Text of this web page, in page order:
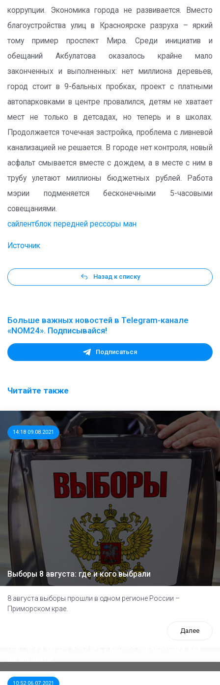
коррупции. Экономика города не развивается. Вместо
благоустройства улиц в Красноярске разруха – яркий
тому пример проспект Мира. Среди инициатив и
обещаний Акбулатова оказалось крайне мало
законченных и выполненных: нет миллиона деревьев,
город стоит в 9-бальных пробках, проект с платными
автопарковками в центре провалился, детям не хватает
мест не только в детсадах, но теперь и в школах.
Продолжается точечная застройка, проблема с ливневой
канализацией не решается. В городе нет контроля, новый
асфальт смывается вместе с дождем, а в месте с ним в
трубу улетают миллионы бюджетных рублей. Работа
мэрии подменяется бесконечными 5-часовыми
совещаниями.
сайлентблок передней рессоры ман
Источник
Назад к списку
Больше важных новостей в Telegram-канале
«NOM24». Подписывайся!
Подписаться
Читайте также
14:18 09.08.2021
Выборы 8 августа: где и кого выбрали
8 августа выборы прошли в одном регионе России –
Приморском крае.
Далее
10:52 06.07.2021